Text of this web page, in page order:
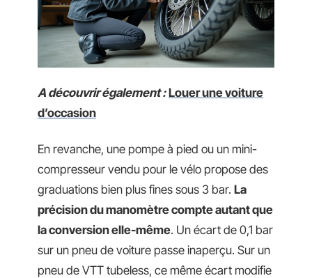
A découvrir également : Louer une voiture
d’occasion
En revanche, une pompe à pied ou un mini-
compresseur vendu pour le vélo propose des
graduations bien plus fines sous 3 bar. La
précision du manomètre compte autant que
la conversion elle-même. Un écart de 0,1 bar
sur un pneu de voiture passe inaperçu. Sur un
pneu de VTT tubeless, ce même écart modifie